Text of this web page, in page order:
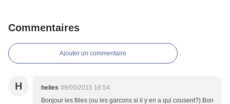
Commentaires
Ajouter un commentaire
H helies 09/05/2015 16:54
Bonjour les filles (ou les garcons si il y en a qui cousent?) Bon